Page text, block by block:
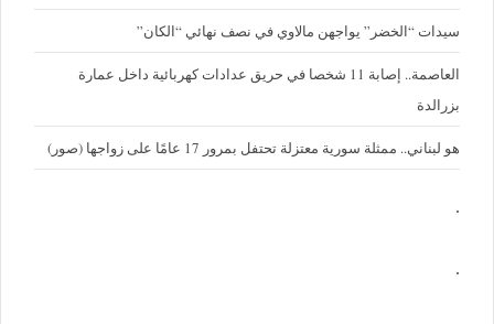
سيدات “الخضر” يواجهن مالاوي في نصف نهائي “الكان”
العاصمة.. إصابة 11 شخصا في حريق عدادات كهربائية داخل عمارة
بزرالدة
هو لبناني.. ممثلة سورية معتزلة تحتفل بمرور 17 عامًا على زواجها (صور)
.
.